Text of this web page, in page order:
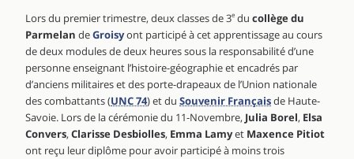
Lors du premier trimestre, deux classes de 3e du collège du
Parmelan deGroisyont participé à cet apprentissage au cours
de deux modules de deux heures sous la responsabilité d’une
personne enseignant l’histoire-géographie et encadrés par
d’anciens militaires et des porte-drapeaux de l’Union nationale
des combattants (UNC 74) et du Souvenir Françaisde Haute-
Savoie. Lors de la cérémonie du 11-Novembre, Julia Borel, Elsa
Convers,Clarisse Desbiolles, Emma Lamyet Maxence Pitiot
ont reçu leur diplôme pour avoir participé à moins trois